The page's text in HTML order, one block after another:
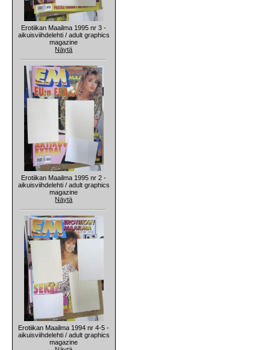
Erotiikan Maailma 1995 nr 3 -
aikuisviihdelehti / adult graphics
magazine
Näytä
Erotiikan Maailma 1995 nr 2 -
aikuisviihdelehti / adult graphics
magazine
Näytä
Erotiikan Maailma 1994 nr 4-5 -
aikuisviihdelehti / adult graphics
magazine